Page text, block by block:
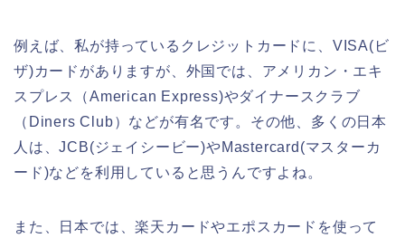
例えば、私が持っているクレジットカードに、VISA(ビ
ザ)カードがありますが、外国では、アメリカン・エキ
スプレス（American Express)やダイナースクラブ
（Diners Club）などが有名です。その他、多くの日本
人は、JCB(ジェイシービー)やMastercard(マスターカ
ード)などを利用していると思うんですよね。
また、日本では、楽天カードやエポスカードを使って